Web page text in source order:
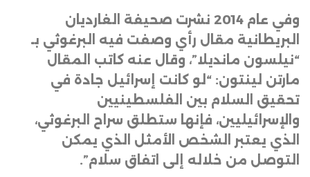
وفي عام 2014 نشرت صحيفة الغارديان
البريطانية مقال رأي وصفت فيه البرغوثي بـ
“نيلسون مانديلا”، وقال عنه كاتب المقال
مارتن لينتون: “لو كانت إسرائيل جادة في
تحقيق السلام بين الفلسطينيين
والإسرائيليين، فإنها ستطلق سراح البرغوثي،
الذي يعتبر الشخص الأمثل الذي يمكن
التوصل من خلاله إلى اتفاق سلام”.